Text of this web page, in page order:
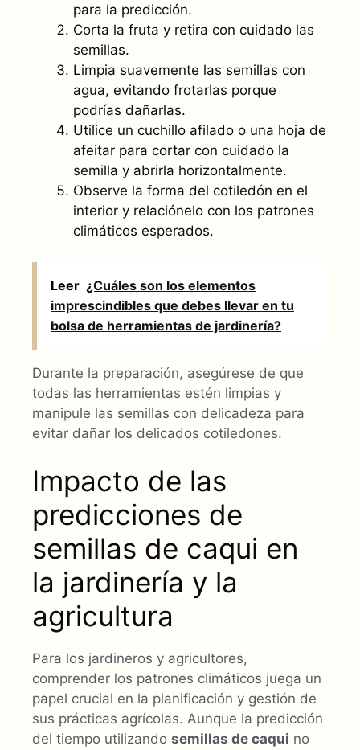
para la predicción.
Corta la fruta y retira con cuidado las
semillas.
Limpia suavemente las semillas con
agua, evitando frotarlas porque
podrías dañarlas.
Utilice un cuchillo afilado o una hoja de
afeitar para cortar con cuidado la
semilla y abrirla horizontalmente.
Observe la forma del cotiledón en el
interior y relaciónelo con los patrones
climáticos esperados.
Leer ¿Cuáles son los elementos
imprescindibles que debes llevar en tu
bolsa de herramientas de jardinería?
Durante la preparación, asegúrese de que
todas las herramientas estén limpias y
manipule las semillas con delicadeza para
evitar dañar los delicados cotiledones.
Impacto de las
predicciones de
semillas de caqui en
la jardinería y la
agricultura
Para los jardineros y agricultores,
comprender los patrones climáticos juega un
papel crucial en la planificación y gestión de
sus prácticas agrícolas. Aunque la predicción
del tiempo utilizando semillas de caqui no